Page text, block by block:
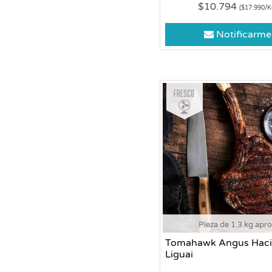
$10.794($17.990/
Notificarme
Pieza de 1.3 kg
Tomahawk Angus
Liguai
Fresco